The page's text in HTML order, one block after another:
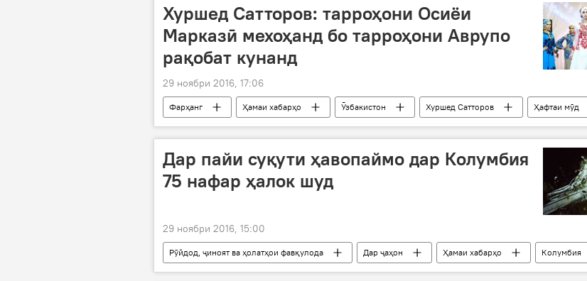
Хуршед Сатторов: тарроҳони Осиёи
Марказӣ мехоҳанд бо тарроҳони Аврупо
рақобат кунанд
29 ноябри 2016, 17:06
Фарҳанг Ҳамаи хабарҳо Ӯзбакистон Хуршед Сатторов
Ҳафтаи мӯд
Дар Тоҷикистон
Дар пайи суқути ҳавопаймо дар Колумбия
75 нафар ҳалок шуд
29 ноябри 2016, 15:00
Рӯйдод, ҷиноят ва ҳолатҳои фавқулода Дар ҷаҳон Ҳамаи хабарҳо
Колумбия
Хосе Асеводо
суқути ҳавопаймо марги 75 нафар футболбозони Бразилия